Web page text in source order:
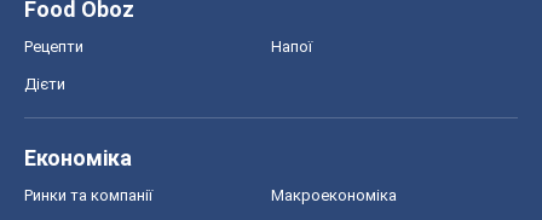
Food Oboz
Рецепти Напої
Дієти
Економіка
Ринки та компанії Макроекономіка